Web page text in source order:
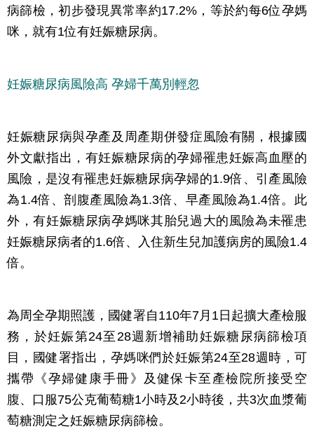
病篩檢，初步發現異常率約17.2%，等於約每6位孕媽
咪，就有1位有妊娠糖尿病。
妊娠糖尿病風險高 孕婦千萬別輕忽
妊娠糖尿病與孕產及周產期併發症風險有關，根據國
外文獻指出，有妊娠糖尿病的孕婦罹患妊娠高血壓的
風險，是沒有罹患妊娠糖尿病孕婦的1.9倍、引產風險
為1.4倍、剖腹產風險為1.3倍、早產風險為1.4倍。此
外，有妊娠糖尿病孕媽咪其胎兒過大的風險為未罹患
妊娠糖尿病者的1.6倍、入住新生兒加護病房的風險1.4
倍。
為周全孕期照護，國健署自110年7月1日起擴大產檢服
務，於妊娠第24至28週新增補助妊娠糖尿病篩檢項
目，國健署指出，孕媽咪們於妊娠第24至28週時，可
攜帶《孕婦健康手冊》及健保卡至產檢院所接受空
腹、口服75公克葡萄糖1小時及2小時後，共3次血漿葡
萄糖測定之妊娠糖尿病篩檢。